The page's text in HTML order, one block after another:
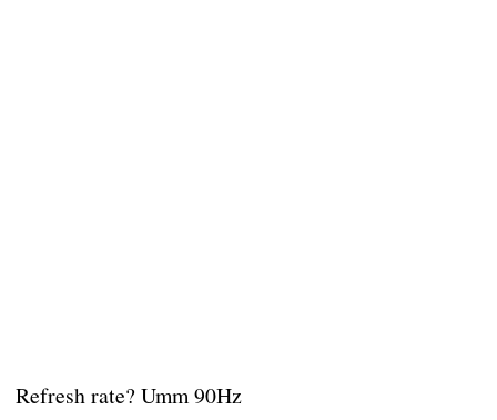
Refresh rate? Umm 90Hz